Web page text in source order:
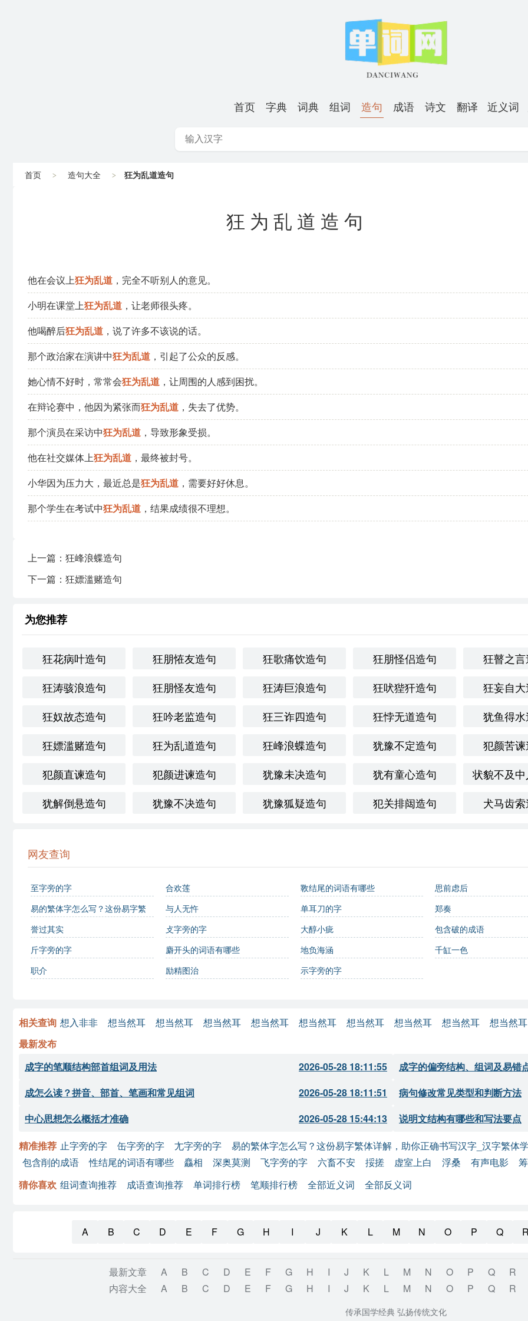
首页 字典 词典 组词 造句 成语 诗文 翻译 近义词
首页 造句大全 狂为乱道造句
狂为乱道造句
他在会议上狂为乱道 ，完全不听别人的意见。
小明在课堂上狂为乱道 ，让老师很头疼。
他喝醉后狂为乱道 ，说了许多不该说的话。
那个政治家在演讲中狂为乱道 ，引起了公众的反感。
她心情不好时，常常会狂为乱道 ，让周围的人感到困扰。
在辩论赛中，他因为紧张而狂为乱道 ，失去了优势。
那个演员在采访中狂为乱道 ，导致形象受损。
他在社交媒体上狂为乱道 ，最终被封号。
小华因为压力大，最近总是狂为乱道 ，需要好好休息。
那个学生在考试中狂为乱道 ，结果成绩很不理想。
上一篇：狂峰浪蝶造句
下一篇：狂嫖滥赌造句
为您推荐
狂花病叶造句 狂朋恠友造句 狂歌痛饮造句 狂朋怪侣造句
狂瞽之
狂涛骇浪造句
狂朋怪友造句 狂涛巨浪造句 狂吠狴犴造句
狂妄自
狂奴故态造句
狂吟老监造句 狂三诈四造句 狂悖无道造句
犹鱼得
狂嫖滥赌造句
狂为乱道造句 狂峰浪蝶造句 犹豫不定造句
犯颜苦
犯颜直谏造句
犯颜进谏造句 犹豫未决造句 犹有童心造句
状貌不及
犹解倒悬造句
犹豫不决造句 犹豫狐疑造句 犯关排闼造句 犬马齿
网友查询
至字旁的字 合欢莲 斁结尾的词语有哪些
思前虑后
易的繁体字怎么写？这份易字繁
体详解，助你正确书写汉字_汉字
繁体学习
与人无忤 单耳刀的字
郑奏
誉过其实
攴字旁的字 大醇小疵
包含破的成语
斤字旁的字
麝开头的词语有哪些 地负海涵
千缸一色
职介
励精图治 示字旁的字
相关查询 想入非非 想当然耳 想当然耳 想当然耳 想当然耳 想当然耳 想当然耳 想当然耳 想当然耳
想当然耳
最新发布
成字的笔顺结构部首组词及用法
2026-05-28 18:11:55
成字的偏旁结构、组词及易错
成怎么读？拼音、部首、笔画和常见组词
2026-05-28 18:11:51
病句修改常见类型和判断方法
中心思想怎么概括才准确
2026-05-28 15:44:13
说明文结构有哪些和写法要点
精准推荐 止字旁的字 缶字旁的字 尢字旁的字
易的繁体字怎么写？这份易字繁体详解，助你正确书写汉字_汉字繁体
包含削的成语
性结尾的词语有哪些 麤相 深奥莫测 飞字旁的字 六畜不安 挼搓 虚室上白 浮桑 有声电影
猜你喜欢 组词查询推荐 成语查询推荐 单词排行榜 笔顺排行榜 全部近义词 全部反义词
A B C D E F G H I J K L M N O P Q
最新文章 A B C D E F G H I J K L M N O P Q
R
内容大全
A B C D E F G H I J K L M N O P Q R
传承国学经典 弘扬传统文化